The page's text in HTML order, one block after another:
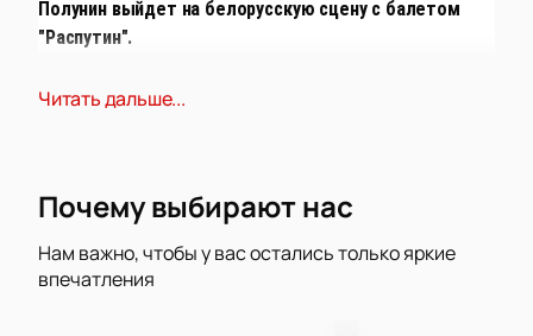
Полунин выйдет на белорусскую сцену с балетом
"Распутин".
В основе сюжета спектакля, поставленного Юкой Ойши -
произведения. "Я хотела показать темную сторону
Распутина, но также и кроящийся в глубине его души
свет" - комментирует японский хореограф.
Читать дальше...
Почему выбирают нас
Нам важно, чтобы у вас остались только яркие
впечатления